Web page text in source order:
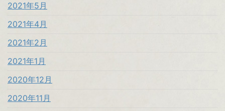
2021年5月
2021年4月
2021年2月
2021年1月
2020年12月
2020年11月